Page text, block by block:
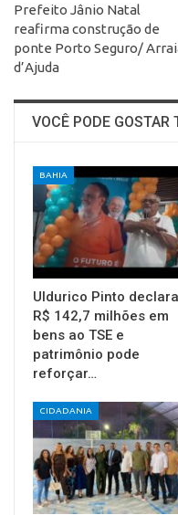
Prefeito Jânio Natal
reafirma construção de
ponte Porto Seguro/
d’Ajuda
VOCÊ PODE GOSTAR
BAHIA
Uldurico Pinto declara
R$ 142,7 milhões em
bens ao TSE e
patrimônio pode
reforçar…
CIDADANIA